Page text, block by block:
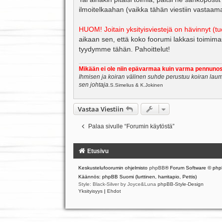
t
ilmoitelkaahan (vaikka tähän viestiin
HUOM! Joitain yksityisviestejä on hävinnyt
aikaan sen, että koko foorumi lakkasi
tyydymme tähän. Pahoittelut!
Mikään ei ole niin epävarmaa kuin varma
Ihmisen ja koiran välinen suhde perustuu koiran
sen johtaja.S.Simelius & K.Jokinen
Vastaa Viestiin
Palaa sivulle “Forumin käytöstä”
Etusivu
Keskustelufoorumin ohjelmisto phpBB® Forum Software ©
Käännös: phpBB Suomi (lurttinen, harritapio, Pettis)
Style: Black-Silver by Joyce&Luna phpBB-Style-Design
Yksityisyys
Ehdot